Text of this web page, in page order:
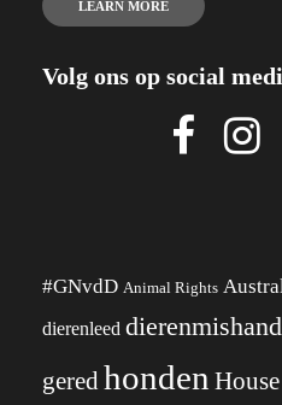
LEARN MORE
Volg ons op social
#GNvdD Animal Rights
dierenleed
gered honden